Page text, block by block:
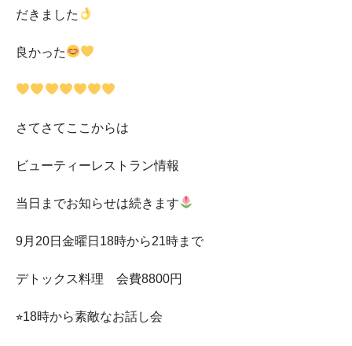
だきました
良かった
さてさてここからは
ビューティーレストラン情報
当日までお知らせは続きます
9月20日金曜日18時から21時まで
デトックス料理 会費8800円
⭐︎18時から素敵なお話し会